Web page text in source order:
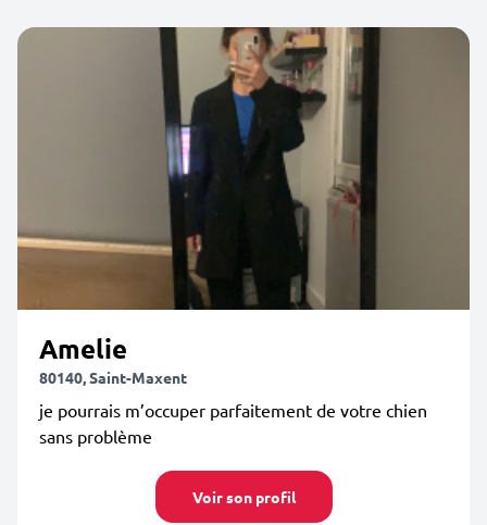
Amelie
80140, Saint-Maxent
je pourrais m’occuper parfaitement de votre chien
sans problème
Voir son profil